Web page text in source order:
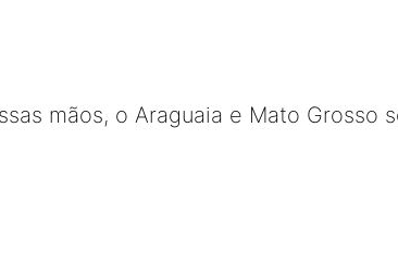
mãos, o Araguaia e Mato Grosso